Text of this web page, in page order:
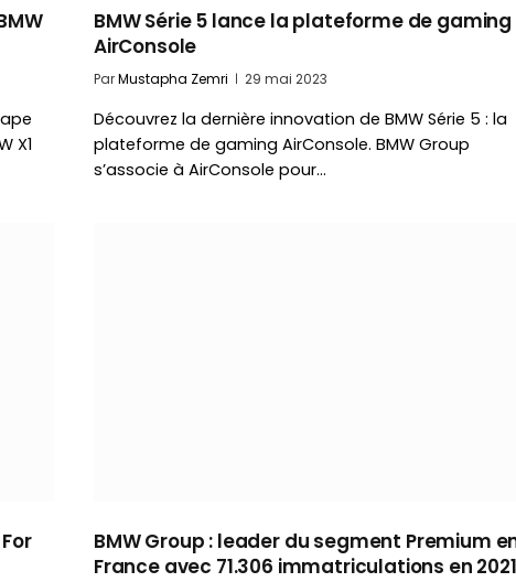
X1
BMW Série 5 lance la plateforme de gaming
AirConsole
ParMustapha Zemri 29 mai 2023
Découvrez la dernière innovation de BMW Série 5 : la
plateforme de gaming AirConsole. BMW Group
s’associe à AirConsole pour…
BMW Group : leader du segment Premium
France avec 71.306 immatriculations en 2021